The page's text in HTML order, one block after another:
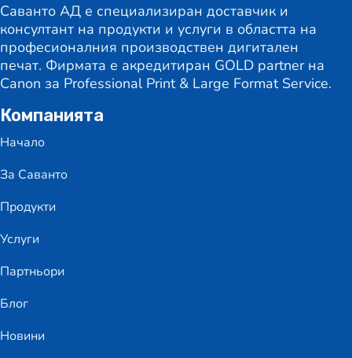
Саванто АД е специализиран доставчик и
консултант на продукти и услуги в областта на
професионалния производствен дигитален
печат. Фирмата е акредитиран GOLD partner на
Canon за Professional Print & Large Format Service.
Компанията
Начало
За Саванто
Продукти
Услуги
Партньори
Блог
Новини